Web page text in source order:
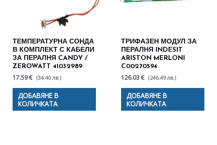
ТЕМПЕРАТУРНА СОНДА
В КОМПЛЕКТ С КАБЕЛИ
ЗА ПЕРАЛНЯ CANDY /
ZEROWATT 41032989
17.59 € (34.40 лв.)
ДОБАВЯНЕ В
КОЛИЧКАТА
ТРИФАЗЕН МОДУЛ ЗА
ПЕРАЛНЯ INDESIT
ARISTON MERLONI
C00270594
126.03 € (246.49 лв.)
ДОБАВЯНЕ В
КОЛИЧКАТА